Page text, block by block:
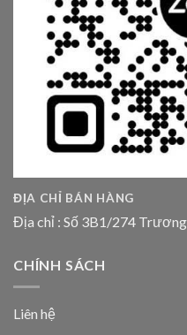
ĐỊA CHỈ BÁN HÀNG
Địa chỉ : Số 3B1/274
CHÍNH SÁCH
Liên hệ